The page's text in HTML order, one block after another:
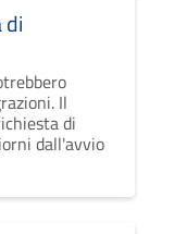
Il
di
dall'avvio